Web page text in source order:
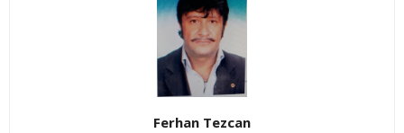
Ferhan Tezcan